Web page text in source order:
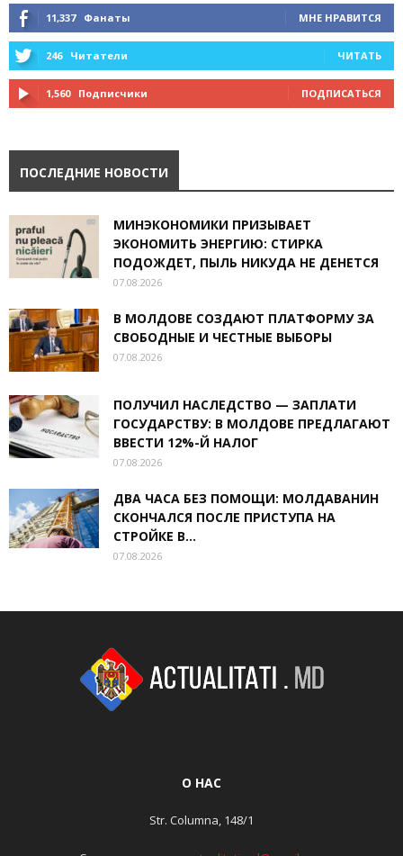
11,337 Фанаты МНЕ НРАВИТСЯ
246 Читатели ЧИТАТЬ
1,560 Подписчики ПОДПИСАТЬСЯ
ПОСЛЕДНИЕ НОВОСТИ
МИНЭКОНОМИКИ ПРИЗЫВАЕТ
ЭКОНОМИТЬ ЭНЕРГИЮ: СТИРКА
ПОДОЖДЕТ, ПЫЛЬ НИКУДА НЕ ДЕНЕТСЯ
07.08.2026
В МОЛДОВЕ СОЗДАЮТ ПЛАТФОРМУ ЗА
СВОБОДНЫЕ И ЧЕСТНЫЕ ВЫБОРЫ
07.08.2026
ПОЛУЧИЛ НАСЛЕДСТВО — ЗАПЛАТИ
ГОСУДАРСТВУ: В МОЛДОВЕ ПРЕДЛАГАЮТ
ВВЕСТИ 12%-Й НАЛОГ
07.08.2026
ДВА ЧАСА БЕЗ ПОМОЩИ: МОЛДАВАНИН
СКОНЧАЛСЯ ПОСЛЕ ПРИСТУПА НА
СТРОЙКЕ В...
07.08.2026
О НАС
Str. Columna, 148/1